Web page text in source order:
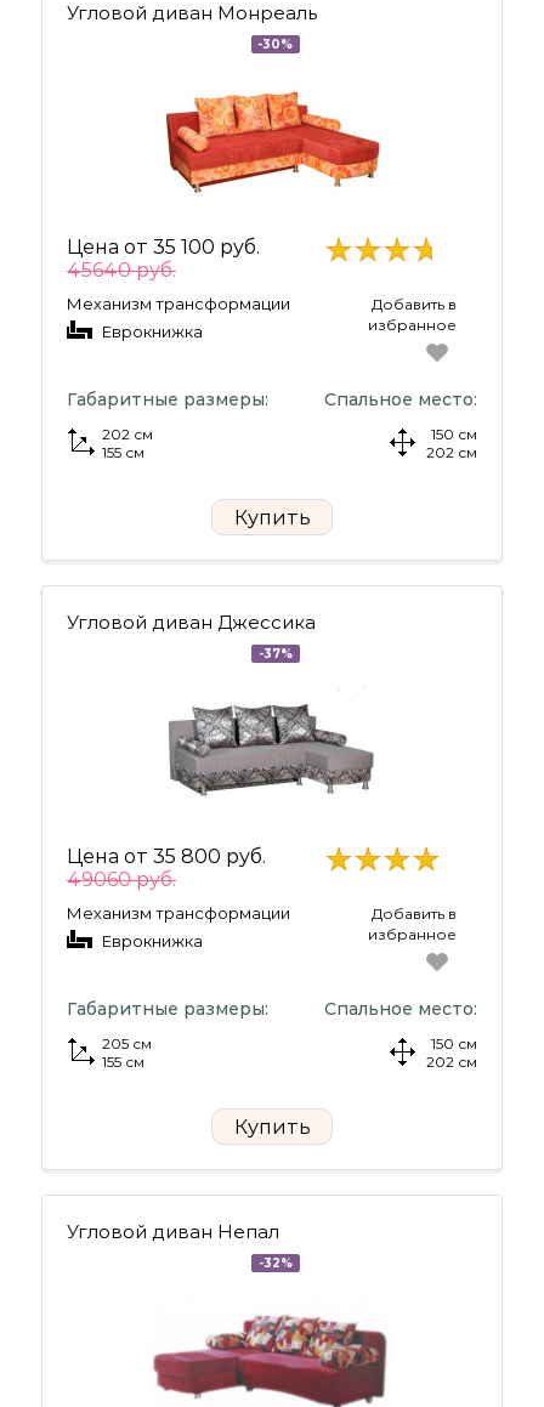
Угловой диван Монреаль
-30%
Цена от 35 100 руб.
45640 руб.
Механизм трансформации
Еврокнижка
Добавить в
избранное
Габаритные размеры:
202 см
155 см
Спальное место:
150 см
202 см
Купить
Угловой диван Джессика
-37%
Цена от 35 800 руб.
49060 руб.
Механизм трансформации
Еврокнижка
Добавить в
избранное
Габаритные размеры:
205 см
155 см
Спальное место:
150 см
202 см
Купить
Угловой диван Непал
-32%